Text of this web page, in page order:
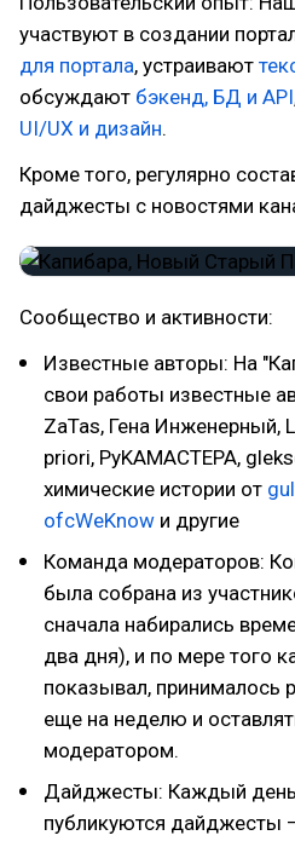
участвуют в создании
для портала, устраивают
обсуждают бэкенд, БД и API
UI/UX и дизайн.
Кроме того, регулярно
дайджесты с новостями
Сообщество и активности:
Известные авторы: На
свои работы известные
ZaTas, Гена Инженерный,
priori, PyKAMACTEPA,
химические истории от
ofcWeKnow и другие
Команда модераторов:
была собрана из
сначала набирались
два дня), и по мере того
показывал, принималось
еще на неделю и
модератором.
Дайджесты: Каждый день
публикуются дайджесты